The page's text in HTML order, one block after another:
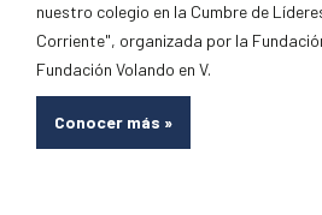
nuestro colegio en la Cumbre de
Corriente", organizada por la
Fundación Volando en V.
Conocer más »